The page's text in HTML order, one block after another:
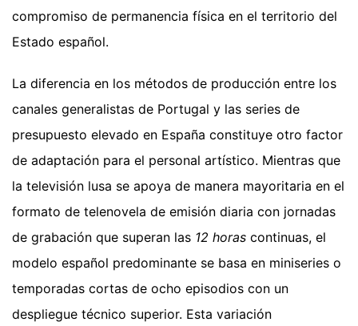
compromiso de permanencia física en el territorio del
Estado español.
La diferencia en los métodos de producción entre los
canales generalistas de Portugal y las series de
presupuesto elevado en España constituye otro factor
de adaptación para el personal artístico. Mientras que
la televisión lusa se apoya de manera mayoritaria en el
formato de telenovela de emisión diaria con jornadas
de grabación que superan las 12 horas continuas, el
modelo español predominante se basa en miniseries o
temporadas cortas de ocho episodios con un
despliegue técnico superior. Esta variación